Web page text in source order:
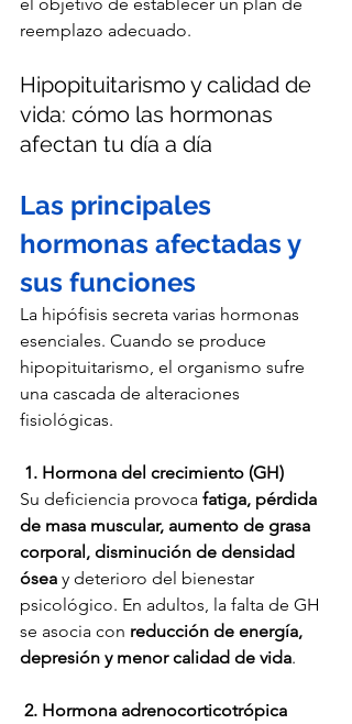
reemplazo adecuado.
Hipopituitarismo y calidad de
vida: cómo las hormonas
afectan tu día a día
Las principales
hormonas afectadas y
sus funciones
La hipófisis secreta varias hormonas
esenciales. Cuando se produce
hipopituitarismo, el organismo sufre
una cascada de alteraciones
fisiológicas.
1. Hormona del crecimiento (GH)
Su deficiencia provoca fatiga, pérdida
de masa muscular, aumento de grasa
corporal, disminución de densidad
ósea y deterioro del bienestar
psicológico. En adultos, la falta de GH
se asocia con reducción de energía,
depresión y menor calidad de vida.
2. Hormona adrenocorticotrópica